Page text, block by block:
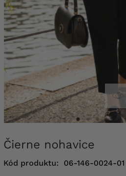
Čierne nohavice
Kód produktu: 06-146-0024-01